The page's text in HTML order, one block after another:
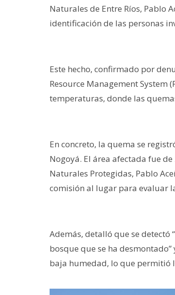
Naturales de Entre Ríos, Pablo
identificación de las personas
Este hecho, confirmado por
Resource Management System
temperaturas, donde las
En concreto, la quema se
Nogoyá. El área afectada fue
Naturales Protegidas, Pablo
comisión al lugar para evaluar
Además, detalló que se
bosque que se ha
baja humedad, lo que permitió